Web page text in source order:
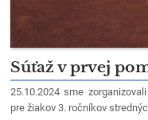
Súťaž v prvej
25.10.2024 sme
pre žiakov 3. ročníkov